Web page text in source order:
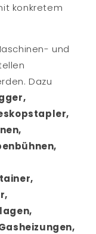
konkretem
und
Dazu